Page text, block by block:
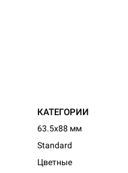
КАТЕГОРИИ
63.5x88 мм
Standard
Цветные